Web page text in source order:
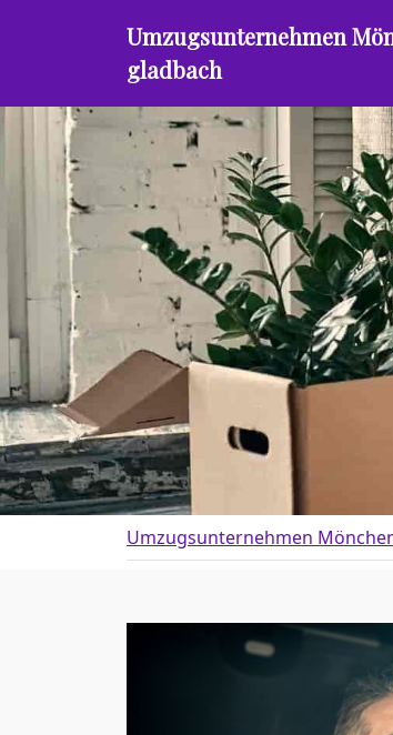
Umzugsunternehmen
gladbach
Umzugsunternehmen